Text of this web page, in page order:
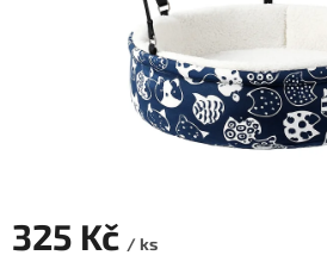
325 Kč / ks